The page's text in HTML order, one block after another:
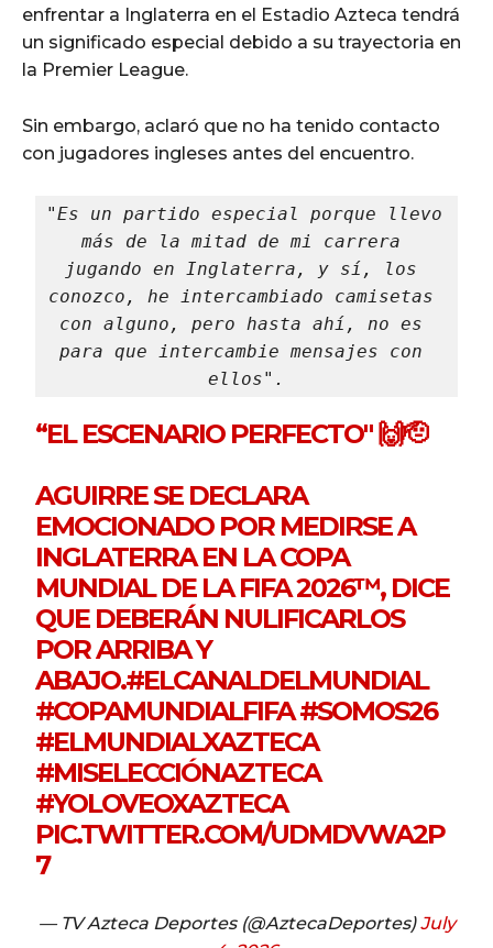
enfrentar a Inglaterra en el Estadio Azteca tendrá
un significado especial debido a su trayectoria en
la Premier League.
Sin embargo, aclaró que no ha tenido contacto
con jugadores ingleses antes del encuentro.
"Es un partido especial porque llevo
más de la mitad de mi carrera
jugando en Inglaterra, y sí, los
conozco, he intercambiado camisetas
con alguno, pero hasta ahí, no es
para que intercambie mensajes con
ellos".
“EL ESCENARIO PERFECTO" 🙌🫡
AGUIRRE SE DECLARA
EMOCIONADO POR MEDIRSE A
INGLATERRA EN LA COPA
MUNDIAL DE LA FIFA 2026™, DICE
QUE DEBERÁN NULIFICARLOS
POR ARRIBA Y
ABAJO.#ELCANALDELMUNDIAL
#COPAMUNDIALFIFA#SOMOS26
#ELMUNDIALXAZTECA
#MISELECCIÓNAZTECA
#YOLOVEOXAZTECA
PIC.TWITTER.COM/UDMDVWA2P
7
— TV Azteca Deportes (@AztecaDeportes)July